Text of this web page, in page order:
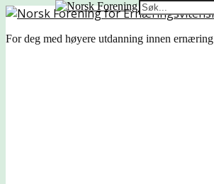
For deg med høyere utdanning innen ernæring